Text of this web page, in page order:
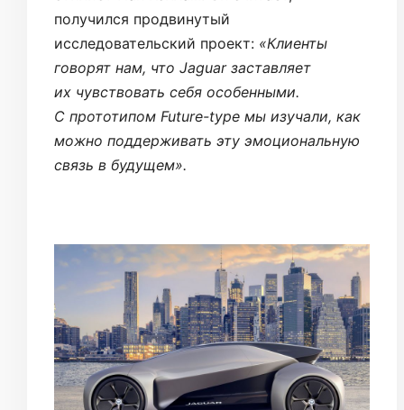
получился продвинутый
исследовательский проект: «Клиенты
говорят нам, что Jaguar заставляет
их чувствовать себя особенными.
С прототипом Future-type мы изучали, как
можно поддерживать эту эмоциональную
связь в будущем».